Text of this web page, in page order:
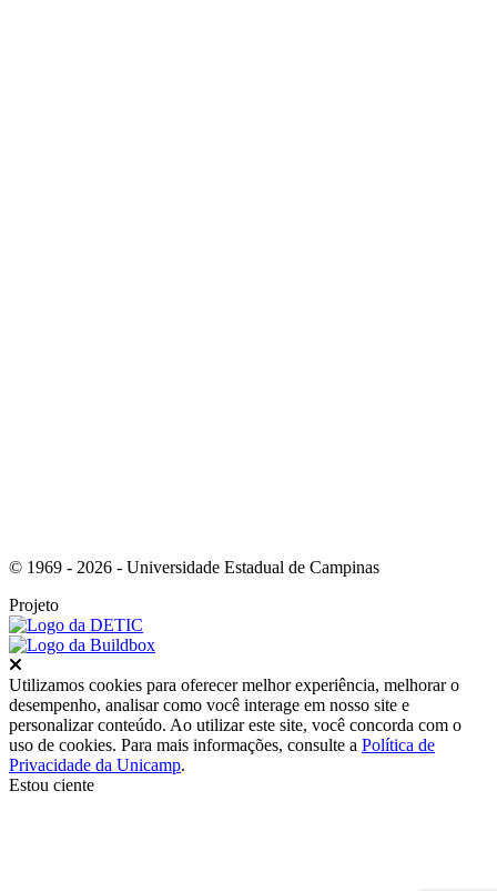
© 1969 - 2026 - Universidade Estadual de Campinas
Projeto
Utilizamos cookies para oferecer melhor experiência, melhorar o
desempenho, analisar como você interage em nosso site e
personalizar conteúdo. Ao utilizar este site, você concorda com o
uso de cookies. Para mais informações, consulte a Política de
Privacidade da Unicamp.
Estou ciente